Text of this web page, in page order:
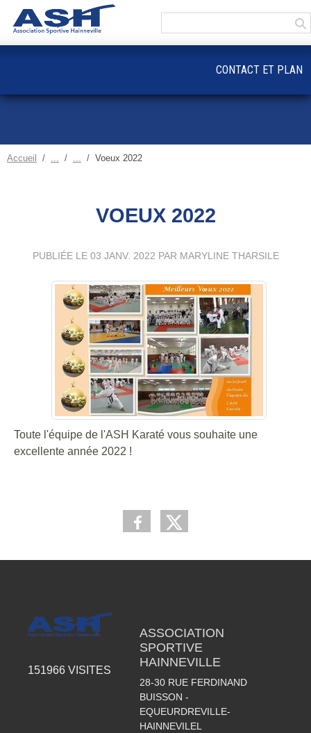
Accueil Voeux 2022
VOEUX 2022
PUBLIÉE LE 03 JANV. 2022 PAR MARYLINE THARSILE
Toute l'équipe de l'ASH Karaté vous souhaite une
excellente année 2022 !
CONTACT ET PLAN
151966 VISITES
ASSOCIATION
SPORTIVE
HAINNEVILLE
28-30 RUE FERDINAND
BUISSON -
EQUEURDREVILLE-
HAINNEVILEL
Panneau de gestion des cookies